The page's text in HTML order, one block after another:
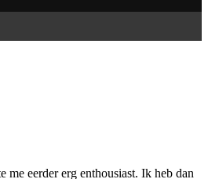
eerder erg enthousiast. Ik heb dan